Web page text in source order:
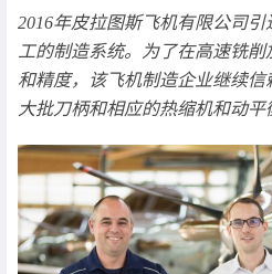
2016年皮拉图斯飞机有限公司
工的制造系统。为了在高速铣
和精度，该飞机制造企业继续
大批刀柄和相应的热缩机和动平